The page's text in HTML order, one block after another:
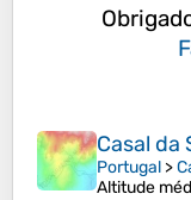
Casal da
Portugal >
Altitude